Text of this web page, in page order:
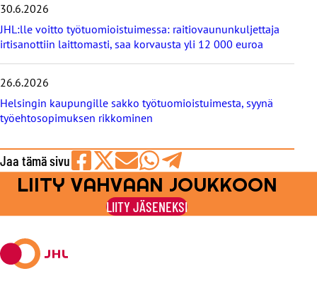
30.6.2026
JHL:lle voitto työtuomioistuimessa: raitiovaununkuljettaja
irtisanottiin laittomasti, saa korvausta yli 12 000 euroa
26.6.2026
Helsingin kaupungille sakko työtuomioistuimesta, syynä
työehtosopimuksen rikkominen
Jaa tämä sivu
Jaa
Facebookissa
Jaa
viestipalvelu
X:ssä
Jaa
sähköpostilla
Jaa
WhatsAppilla
Jaa
Telegramilla
LIITY VAHVAAN JOUKKOON
LIITY JÄSENEKSI